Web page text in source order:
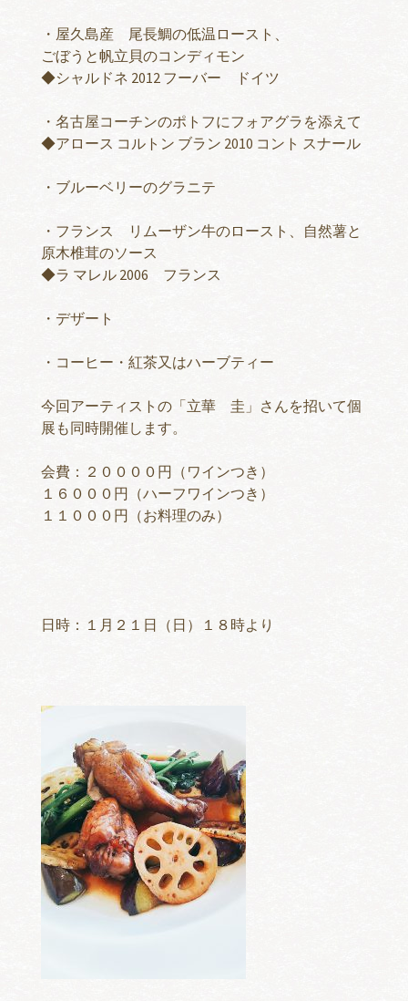
・屋久島産 尾長鯛の低温ロースト、
ごぼうと帆立貝のコンディモン
◆シャルドネ 2012 フーバー ドイツ
・名古屋コーチンのポトフにフォアグラを添えて
◆アロース コルトン ブラン 2010 コント スナール
・ブルーベリーのグラニテ
・フランス リムーザン牛のロースト、自然薯と
原木椎茸のソース
◆ラ マレル 2006 フランス
・デザート
・コーヒー・紅茶又はハーブティー
今回アーティストの「立華 圭」さんを招いて個
展も同時開催します。
会費：２００００円（ワインつき）
１６０００円（ハーフワインつき）
１１０００円（お料理のみ）
日時：１月２１日（日）１８時より